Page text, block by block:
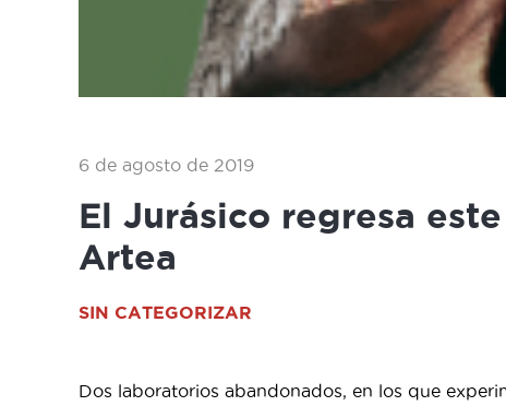
6 de agosto de 2019
El Jurásico regresa
Artea
SIN CATEGORIZAR
Dos laboratorios abandonados, en los que